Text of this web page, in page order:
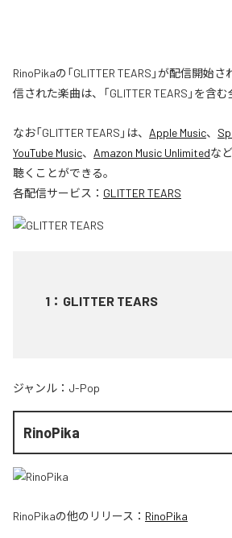
RinoPikaの「GLITTER TEARS」が配信開始
信された楽曲は、「GLITTER TEARS」を含む
なお「GLITTER TEARS 」は、 Apple Music、
YouTube Music、 Amazon Music Unlimitedな
聴くことができる。
各配信サービス： GLITTER TEARS
1 ： GLITTER TEARS
ジャンル： J-Pop
RinoPika
RinoPikaの他のリリース： RinoPika